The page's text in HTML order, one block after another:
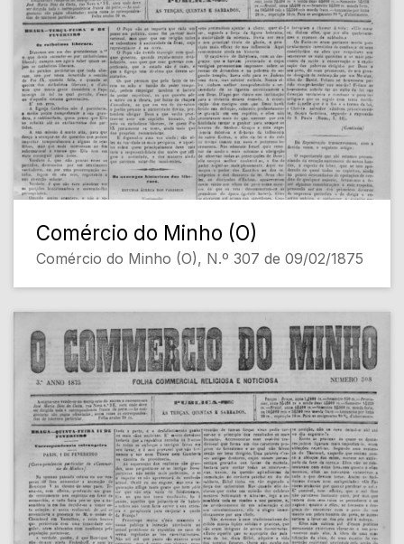
Comércio do Minho (O)
Comércio do Minho (O), N.º 307 de 09/02/1875